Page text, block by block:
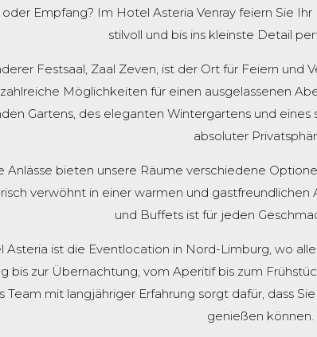
Empfang? Im Hotel Asteria Venray feiern Sie
stilvoll und bis ins kleinste Detail
Festsaal, Zaal Zeven, ist der Ort für Feiern und
Möglichkeiten für einen ausgelassenen
Gartens, des eleganten Wintergartens und
absoluter
Anlässe bieten unsere Räume verschiedene
verwöhnt in einer warmen und
und Buffets ist für jeden
Asteria ist die Eventlocation in Nord-Limburg, wo
bis zur Übernachtung, vom Aperitif bis zum
Team mit langjähriger Erfahrung sorgt dafür, dass
genießen können.